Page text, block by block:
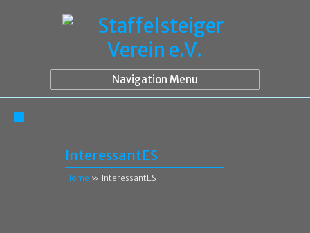
Navigation Menu
InteressantES
Home » InteressantES